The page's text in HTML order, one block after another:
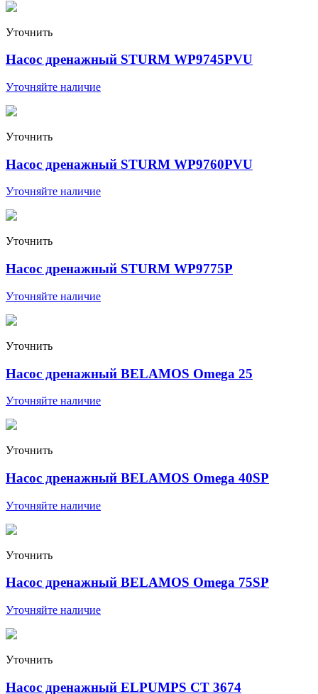
Уточнить
Насос дренажный STURM WP9745PVU
Уточняйте наличие
Уточнить
Насос дренажный STURM WP9760PVU
Уточняйте наличие
Уточнить
Насос дренажный STURM WP9775P
Уточняйте наличие
Уточнить
Насос дренажный BELAMOS Omega 25
Уточняйте наличие
Уточнить
Насос дренажный BELAMOS Omega 40SP
Уточняйте наличие
Уточнить
Насос дренажный BELAMOS Omega 75SP
Уточняйте наличие
Уточнить
Насос дренажный ELPUMPS CТ 3674